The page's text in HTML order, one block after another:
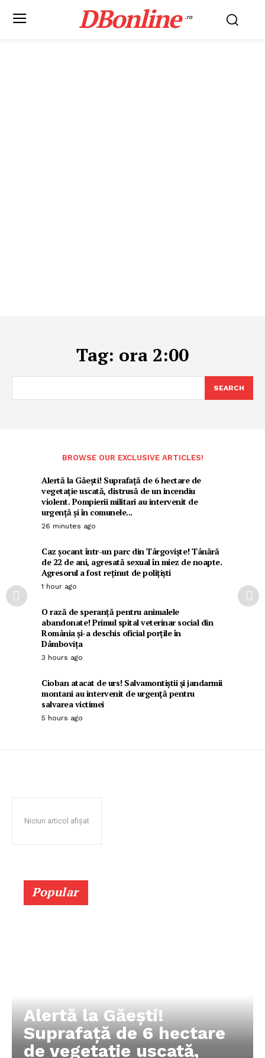
DBonline .ro
Tag: ora 2:00
SEARCH
BROWSE OUR EXCLUSIVE ARTICLES!
Alertă la Găești! Suprafață de 6 hectare de
vegetație uscată, distrusă de un incendiu
violent. Pompierii militari au intervenit de
urgență și în comunele...
26 minutes ago
Caz șocant într-un parc din Târgoviște! Tânără
de 22 de ani, agresată sexual în miez de noapte.
Agresorul a fost reținut de polițiști
1 hour ago
O rază de speranță pentru animalele
abandonate! Primul spital veterinar social din
România și-a deschis oficial porțile în
Dâmbovița
3 hours ago
Cioban atacat de urs! Salvamontiștii și jandarmii
montani au intervenit de urgență pentru
salvarea victimei
5 hours ago
Niciun articol afișat
Popular
Alertă la Găești!
Suprafață de 6 hectare
de vegetație uscată,